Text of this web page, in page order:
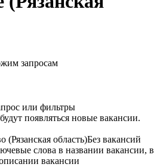
запросам
или фильтры
появляться новые вакансии.
(Рязанская область)Без вакансий
слова в названии вакансии, в
вакансии